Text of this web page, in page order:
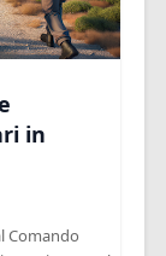
in
Comando